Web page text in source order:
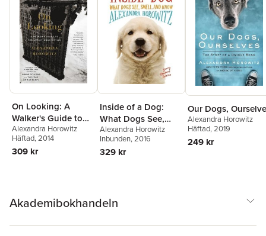
On Looking: A
Walker's Guide to
the Art of
Observation
Alexandra Horowitz
Häftad, 2014
309 kr
Inside of a Dog:
What Dogs See,
Smell, and Know
Alexandra Horowitz
Inbunden, 2016
329 kr
Our Dogs,
Alexandra Horowitz
Häftad, 2019
249 kr
Akademibokhandeln